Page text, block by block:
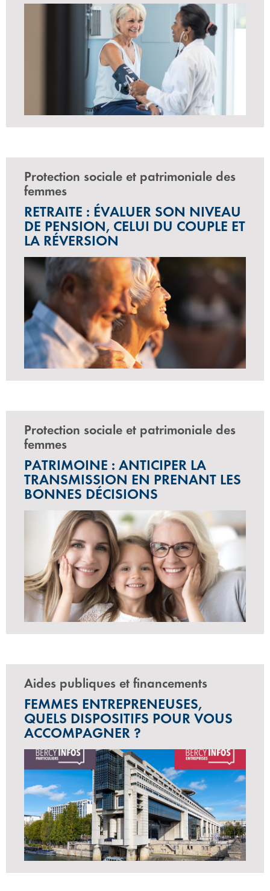
Protection sociale et patrimoniale des
femmes
RETRAITE : ÉVALUER SON NIVEAU
DE PENSION, CELUI DU COUPLE ET
LA RÉVERSION
Protection sociale et patrimoniale des
femmes
PATRIMOINE : ANTICIPER LA
TRANSMISSION EN PRENANT LES
BONNES DÉCISIONS
Aides publiques et financements
FEMMES ENTREPRENEUSES,
QUELS DISPOSITIFS POUR VOUS
ACCOMPAGNER ?